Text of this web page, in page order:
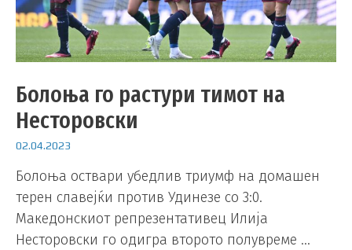
Болоња го растури тимот на
Несторовски
02.04.2023
Болоња оствари убедлив триумф на домашен
терен славејќи против Удинезе со 3:0.
Македонскиот репрезентативец Илија
Несторовски го одигра второто полувреме …